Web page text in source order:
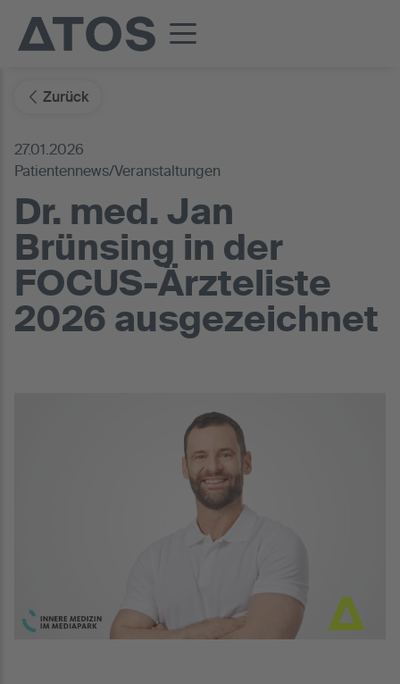
Zurück
27.01.2026
Patientennews/Veranstaltungen
Dr. med. Jan
Brünsing in der
FOCUS-Ärzteliste
2026 ausgezeichnet